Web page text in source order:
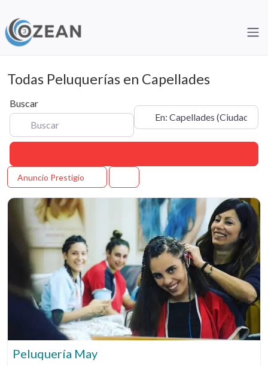
Todas Peluquerías en Capellades
Buscar
Cerca de
Anuncio Prestigio
Peluquería May